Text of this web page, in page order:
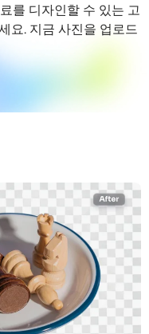
Veo 3.1
2.1 Master Hailuo 2.3
를 디자인할 수 있는 고
요. 지금 사진을 업로드